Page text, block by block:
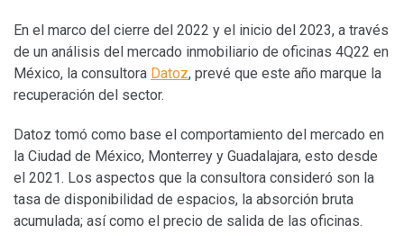
En el marco del cierre del 2022 y el inicio del 2023, a través
de un análisis del mercado inmobiliario de oficinas 4Q22 en
México, la consultora Datoz, prevé que este año marque la
recuperación del sector.
Datoz tomó como base el comportamiento del mercado en
la Ciudad de México, Monterrey y Guadalajara, esto desde
el 2021. Los aspectos que la consultora consideró son la
tasa de disponibilidad de espacios, la absorción bruta
acumulada; así como el precio de salida de las oficinas.